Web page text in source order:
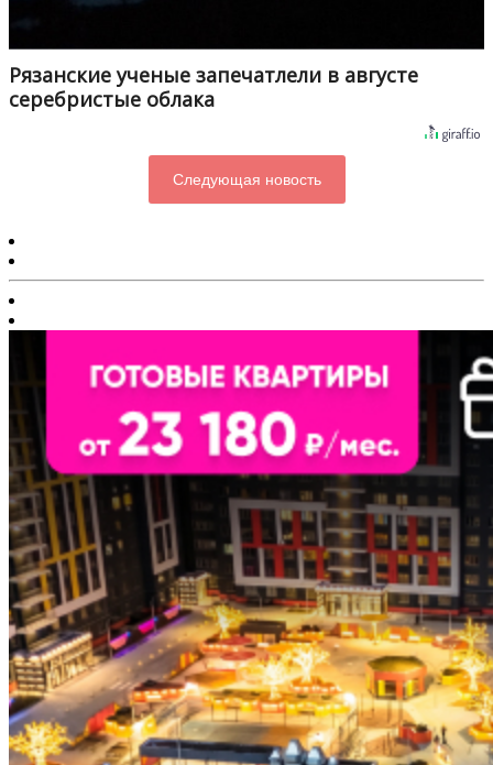
Рязанские ученые запечатлели в августе
серебристые облака
Следующая новость